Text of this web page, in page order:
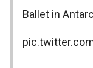
Ballet in